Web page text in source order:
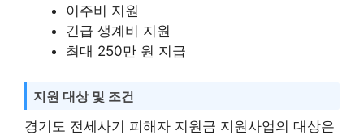
이주비 지원
긴급 생계비 지원
최대 250만 원 지급
지원 대상 및 조건
경기도 전세사기 피해자 지원금 지원사업의 대상은